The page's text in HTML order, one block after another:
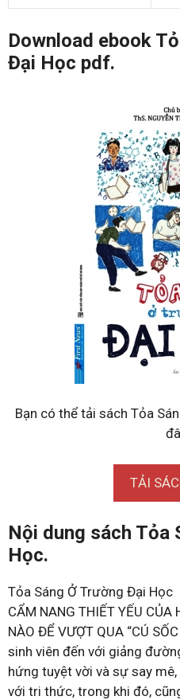
Download ebook
Đại Học pdf.
Bạn có thể tải sách Tỏa
TẢI
Nội dung sách Tỏa
Học.
Tỏa Sáng Ở Trường Đại Học
CẨM NANG THIẾT YẾU CỦA
NÀO ĐỂ VƯỢT QUA “CÚ
sinh viên đến với giảng
hứng tuyệt vời và sự say
với tri thức, trong khi đó,